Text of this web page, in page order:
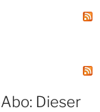
Dieser